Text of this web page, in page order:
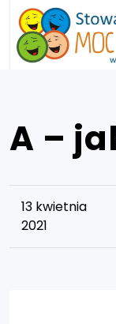
A –
13 kwietnia
2021